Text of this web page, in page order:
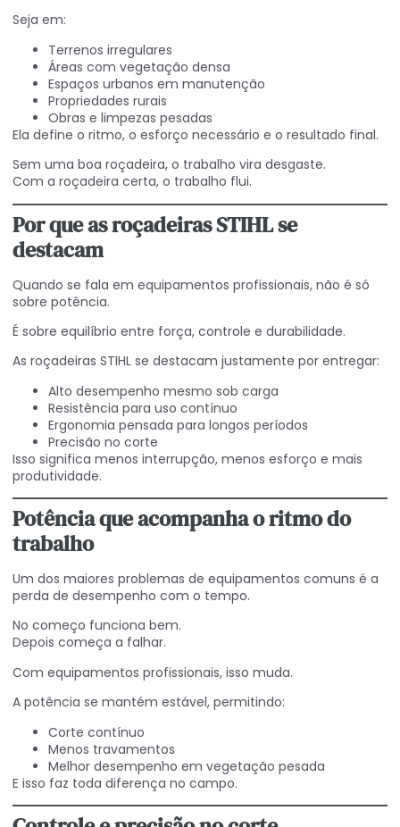
Seja em:
Terrenos irregulares
Áreas com vegetação densa
Espaços urbanos em manutenção
Propriedades rurais
Obras e limpezas pesadas
Ela define o ritmo, o esforço necessário e o resultado final.
Sem uma boa roçadeira, o trabalho vira desgaste.
Com a roçadeira certa, o trabalho flui.
Por que as roçadeiras STIHL se
destacam
Quando se fala em equipamentos profissionais, não é só
sobre potência.
É sobre equilíbrio entre força, controle e durabilidade.
As roçadeiras STIHL se destacam justamente por entregar:
Alto desempenho mesmo sob carga
Resistência para uso contínuo
Ergonomia pensada para longos períodos
Precisão no corte
Isso significa menos interrupção, menos esforço e mais
produtividade.
Potência que acompanha o ritmo do
trabalho
Um dos maiores problemas de equipamentos comuns é a
perda de desempenho com o tempo.
No começo funciona bem.
Depois começa a falhar.
Com equipamentos profissionais, isso muda.
A potência se mantém estável, permitindo:
Corte contínuo
Menos travamentos
Melhor desempenho em vegetação pesada
E isso faz toda diferença no campo.